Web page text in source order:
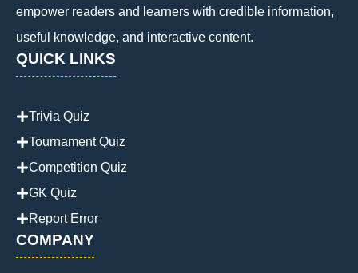
empower readers and learners with credible information,
useful knowledge, and interactive content.
QUICK LINKS
Trivia Quiz
Tournament Quiz
Competition Quiz
GK Quiz
Report Error
COMPANY